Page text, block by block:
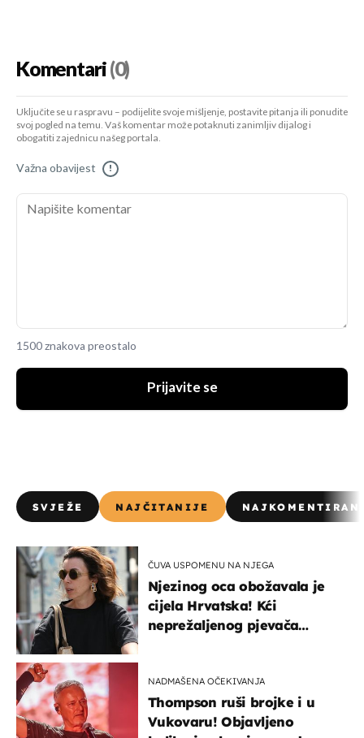
Komentari(0)
Uključite se u raspravu – podijelite svoje mišljenje, postavite pitanja ili ponudite
svoj pogled na temu. Vaš komentar može potaknuti zanimljiv dijalog i
obogatiti zajednicu našeg portala.
Važna obavijest !
1500 znakova preostalo
Prijavite se
SVJEŽE NAJČITANIJE
ČUVA USPOMENU NA NJEGA
Njezinog oca obožavala je
cijela Hrvatska! Kći
neprežaljenog pjevača
NADMAŠENA OČEKIVANJA
Thompson ruši brojke i u
Vukovaru! Objavljeno